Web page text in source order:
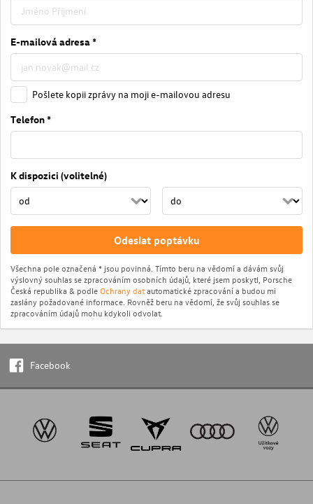
E-mailová adresa *
Pošlete kopii zprávy na moji e-mailovou adresu
Telefon *
K dispozici (volitelné)
Odeslat poptávku
Všechna pole označená * jsou povinná. Tímto beru na vědomí a dávám svůj
výslovný souhlas se zpracováním osobních údajů, které jsem poskytl, Porsche
Česká republika & podleOchrany datautomatické zpracování a budou mi
zaslány požadované informace. Rovněž beru na vědomí, že svůj souhlas se
zpracováním údajů mohu kdykoli odvolat.
Facebook